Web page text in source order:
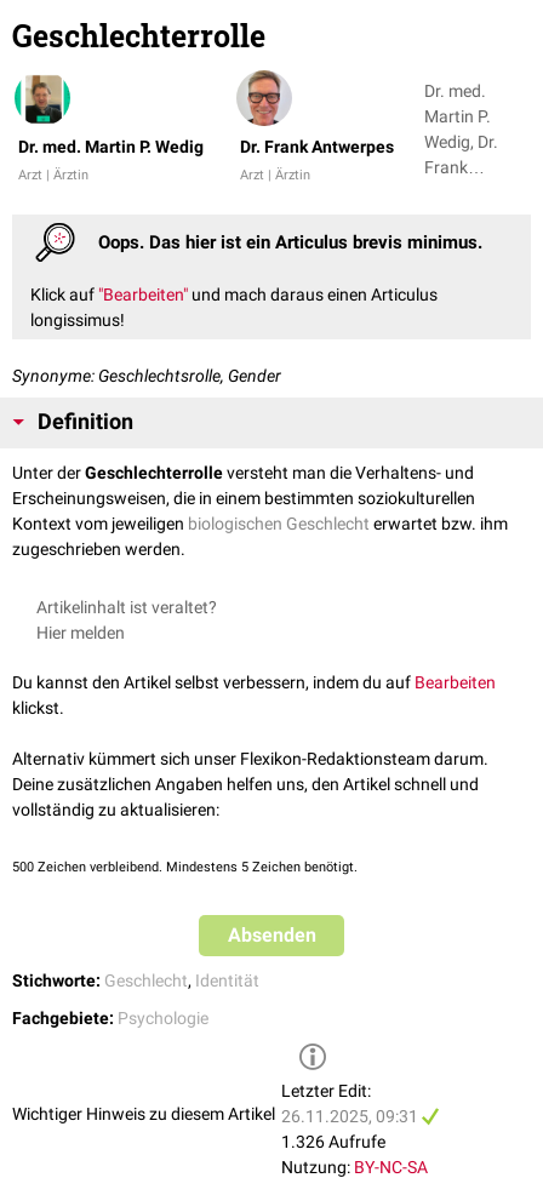
Geschlechterrolle
Dr. med. Martin P. Wedig
Arzt | Ärztin
Dr. Frank Antwerpes
Arzt | Ärztin
Dr. med.
Martin P.
Wedig, Dr.
Frank
Oops. Das hier ist ein Articulus brevis minimus.
Klick auf "Bearbeiten" und mach daraus einen Articulus
longissimus!
Synonyme: Geschlechtsrolle, Gender
Definition
Unter derGeschlechterrolleversteht man die Verhaltens- und
Erscheinungsweisen, die in einem bestimmten soziokulturellen
Kontext vom jeweiligen biologischen Geschlecht erwartet bzw. ihm
zugeschrieben werden.
Artikelinhalt ist veraltet?
Hier melden
Du kannst den Artikel selbst verbessern, indem du auf Bearbeiten
klickst.
Alternativ kümmert sich unser Flexikon-Redaktionsteam darum.
Deine zusätzlichen Angaben helfen uns, den Artikel schnell und
vollständig zu aktualisieren:
500 Zeichen verbleibend. Mindestens 5 Zeichen benötigt.
Absenden
Stichworte: Geschlecht, Identität
Fachgebiete: Psychologie
Wichtiger Hinweis zu diesem Artikel
Letzter Edit:
26.11.2025, 09:31
1.326 Aufrufe
Nutzung: BY-NC-SA